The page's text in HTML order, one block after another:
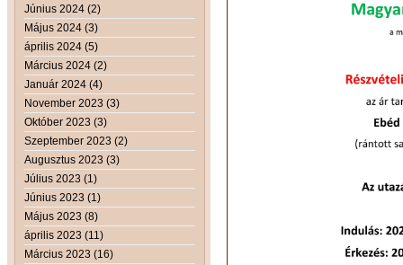
Június 2024 (2)
Május 2024 (3)
április 2024 (5)
Március 2024 (2)
Január 2024 (4)
November 2023 (3)
Október 2023 (3)
Szeptember 2023 (2)
Augusztus 2023 (3)
Július 2023 (1)
Június 2023 (1)
Május 2023 (8)
április 2023 (11)
Március 2023 (16)